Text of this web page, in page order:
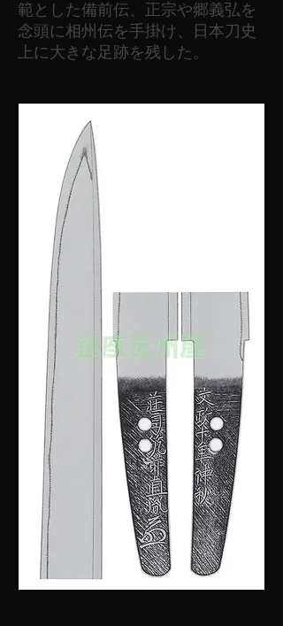
範とした備前伝、正宗や郷義弘を
念頭に相州伝を手掛け、日本刀史
上に大きな足跡を残した。